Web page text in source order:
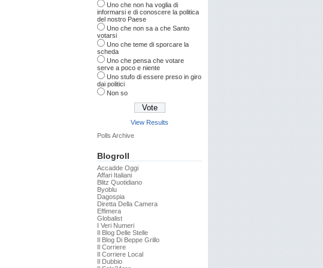
Uno che non ha voglia di
informarsi e di conoscere la politica
del nostro Paese
Uno che non sa a che Santo
votarsi
Uno che teme di sporcare la
scheda
Uno che pensa che votare
serve a poco e niente
Uno stufo di essere preso in giro
dai politici
Non so
View Results
Polls Archive
Blogroll
Accadde Oggi
Affari Italiani
Blitz Quotidiano
Byoblu
Dagospia
Diretta Della Camera
Effimera
Globalist
I Veri Numeri
Il Blog Delle Stelle
Il Blog Di Beppe Grillo
Il Corriere
Il Corriere Local
Il Dubbio